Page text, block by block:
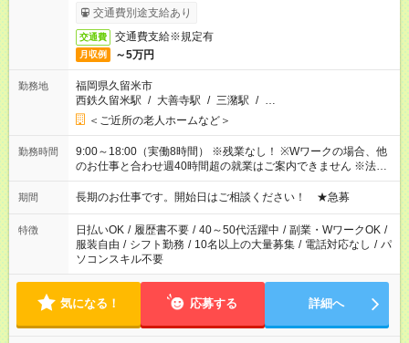
了次第のお支払いとなります。
交通費別途支給あり
交通費 交通費支給※規定有
月収例 ～5万円
勤務地
福岡県久留米市
西鉄久留米駅 / 大善寺駅 / 三潴駅 / …
＜ご近所の老人ホームなど＞
勤務時間
9:00～18:00（実働8時間） ※残業なし！ ※Wワークの場合、他
のお仕事と合わせ週40時間超の就業はご案内できません ※法令
に基づき、週20時間以上勤務は社会保険への加入対象となりま
す ※労働者派遣法（日雇い派遣の原則禁止）により、短時間・
期間 長期のお仕事です。開始日はご相談ください！ ★急募
特徴 日払いOK / 履歴書不要 / 40～50代活躍中 / 副業・WワークOK /
服装自由 / シフト勤務 / 10名以上の大量募集 / 電話対応なし / パ
ソコンスキル不要
気になる！ 応募する 詳細へ